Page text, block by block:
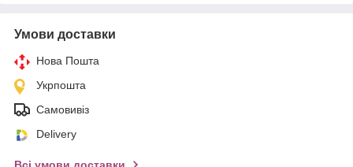
Умови доставки
Нова Пошта
Укрпошта
Самовивіз
Delivery
Всі умови доставки